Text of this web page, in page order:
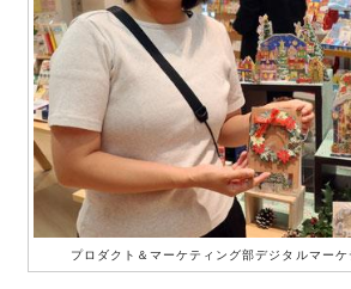
プロダクト＆マーケティング部デジタルマー